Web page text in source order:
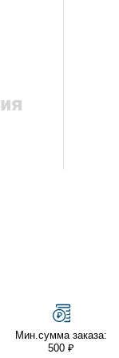
Мин.сумма заказа:
500 ₽